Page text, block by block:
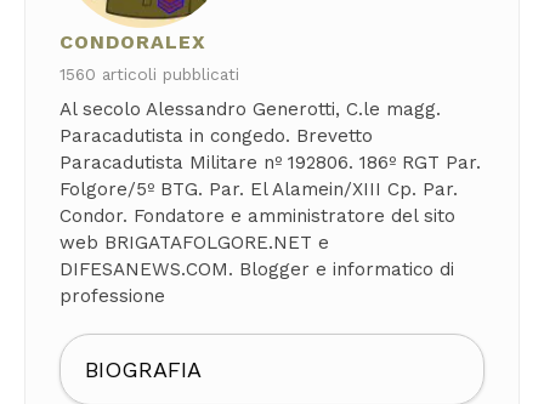
CONDORALEX
1560 articoli pubblicati
Al secolo Alessandro Generotti, C.le magg.
Paracadutista in congedo. Brevetto
Paracadutista Militare nº 192806. 186º RGT Par.
Folgore/5º BTG. Par. El Alamein/XIII Cp. Par.
Condor. Fondatore e amministratore del sito
web BRIGATAFOLGORE.NET e
DIFESANEWS.COM. Blogger e informatico di
professione
BIOGRAFIA